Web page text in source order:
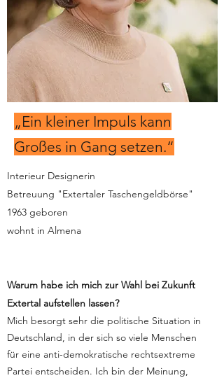
„Ein kleiner Impuls kann
Großes in Gang setzen.“
Interieur Designerin
Betreuung "Extertaler Taschengeldbörse"
1963 geboren
wohnt in Almena
Warum habe ich mich zur Wahl bei Zukunft
Extertal aufstellen lassen?
Mich besorgt sehr die politische Situation in
Deutschland, in der sich so viele Menschen
für eine anti-demokratische rechtsextreme
Partei entscheiden. Ich bin der Meinung,